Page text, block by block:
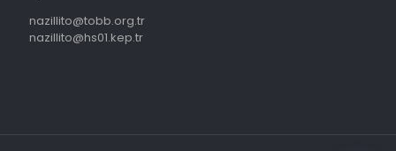
nazillito@tobb.org.tr
nazillito@hs01.kep.tr